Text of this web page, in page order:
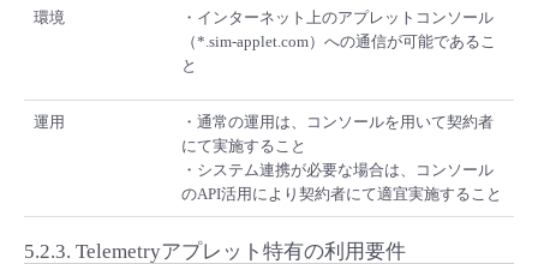
環境
・インターネット上のアプレットコンソール
（*.sim-applet.com）への通信が可能であるこ
と
運用
・通常の運用は、コンソールを用いて契約者
にて実施すること
・システム連携が必要な場合は、コンソール
のAPI活用により契約者にて適宜実施すること
5.2.3. Telemetryアプレット特有の利用要件